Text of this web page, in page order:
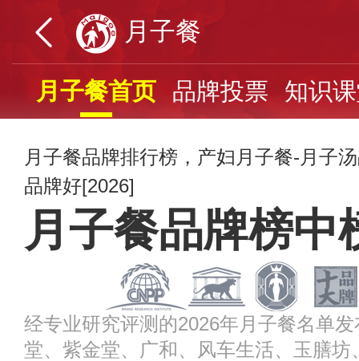
月子餐
月子餐首页 品牌投票 知识
月子餐品牌排行榜，产妇月子餐-月子
品牌好[2026]
月子餐品牌榜中
经专业研究评测的2026年月子餐名单
堂、紫金堂、广和、风车生活、玉膳